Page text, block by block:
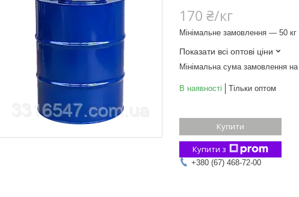
170 ₴/кг
Мінімальне замовлення — 50 кг
Показати всі оптові ціни
Мінімальна сума замовлення
В наявності Тільки оптом
Купити
Купити з
+380 (67) 468-72-00